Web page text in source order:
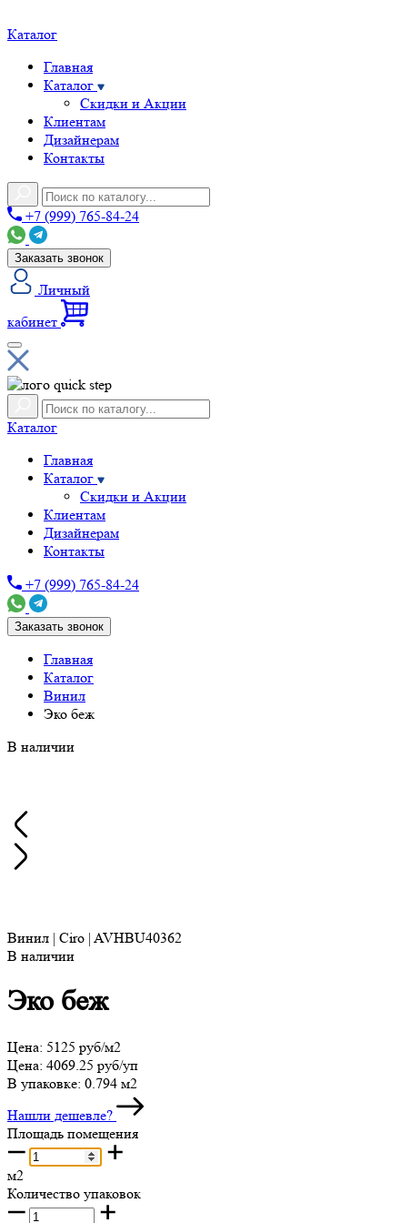
Каталог
Главная
Каталог
Скидки и Акции
Клиентам
Дизайнерам
Контакты
+7 (999) 765-84-24
Заказать звонок
Личный
кабинет
Каталог
Главная
Каталог
Скидки и Акции
Клиентам
Дизайнерам
Контакты
+7 (999) 765-84-24
Заказать звонок
Главная
Каталог
Винил
Эко беж
В наличии
Винил | Ciro | AVHBU40362
В наличии
Эко беж
Цена: 5125 руб/м2
Цена: 4069.25 руб/уп
В упаковке: 0.794 м2
Нашли дешевле?
Площадь помещения
м2
Количество упаковок